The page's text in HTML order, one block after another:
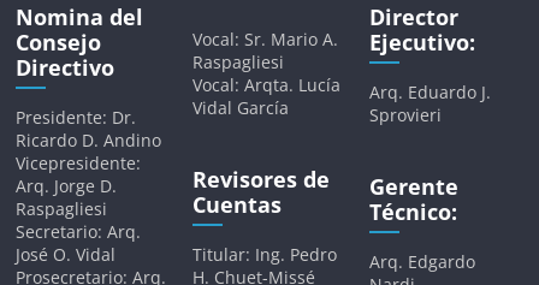
Nomina del
Consejo
Directivo
Presidente: Dr.
Ricardo D. Andino
Vicepresidente:
Arq. Jorge D.
Raspagliesi
Secretario: Arq.
José O. Vidal
Prosecretario: Arq.
Vocal: Sr. Mario A.
Raspagliesi
Vocal: Arqta. Lucía
Vidal García
Revisores de
Cuentas
Titular: Ing. Pedro
H. Chuet-Missé
Director
Ejecutivo:
Arq. Eduardo J.
Sprovieri
Gerente
Técnico:
Arq. Edgardo